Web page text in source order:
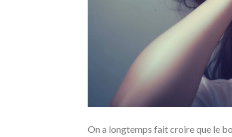
On a longtemps fait croire que le